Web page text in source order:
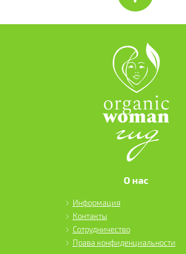
О нас
Информация
Контакты
Сотрудничество
Права конфиденциальности